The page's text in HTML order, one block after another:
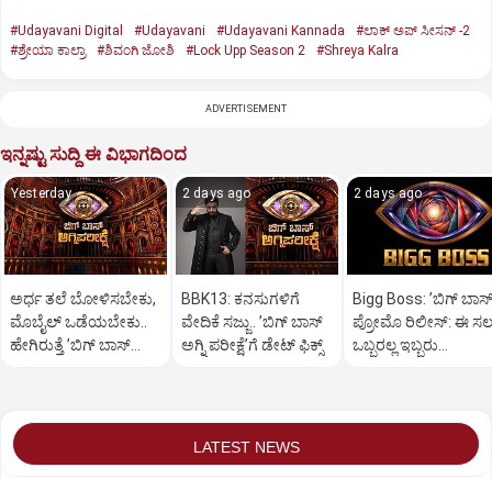
#Udayavani Digital #Udayavani #Udayavani Kannada
#ಲಾಕ್ ಅಪ್ ಸೀಸನ್‌ -2
#ಶ್ರೇಯಾ ಕಾಲ್ರಾ
#ಶಿವಂಗಿ ಜೋಶಿ #Lock Upp Season 2 #Shreya Kalra
ADVERTISEMENT
ಇನ್ನಷ್ಟು ಸುದ್ದಿ ಈ ವಿಭಾಗದಿಂದ
Yesterday
ಅರ್ಧ ತಲೆ ಬೋಳಿಸಬೇಕು,
ಮೊಬೈಲ್‌ ಒಡೆಯಬೇಕು..
ಹೇಗಿರುತ್ತೆ ‌ʼಬಿಗ್ ಬಾಸ್‌
2 days ago
BBK13: ಕನಸುಗಳಿಗೆ
ವೇದಿಕೆ ಸಜ್ಜು.. ʼಬಿಗ್‌ ಬಾಸ್‌
ಅಗ್ನಿ ಪರೀಕ್ಷೆʼಗೆ ಡೇಟ್‌ ಫಿಕ್ಸ್
2 days ago
Bigg Boss: ʼಬಿಗ್‌
ಪ್ರೋಮೊ ರಿಲೀಸ್:‌ ಈ ಸಲ
ಒಬ್ಬರಲ್ಲ ಇಬ್ಬರು
LATEST NEWS